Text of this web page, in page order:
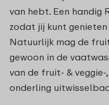
van hebt. Een handig
zodat jij kunt
Natuurlijk mag de
gewoon in de
van de fruit- &
onderling